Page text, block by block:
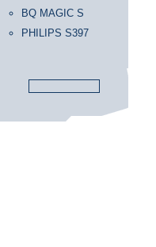
BQ MAGIC S
PHILIPS S397